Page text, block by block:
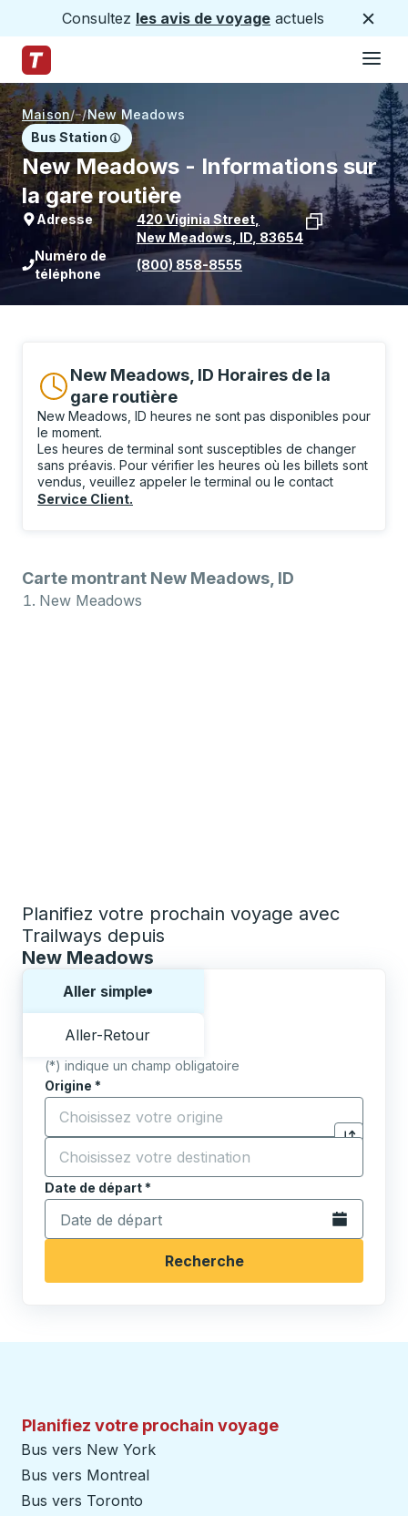
Consultez les avis de voyage actuels
Page d'accueil des sentiers
Maison/ /New Meadows
Bus Station
New Meadows - Informations sur
la gare routière
Adresse 420 Viginia Street ,
New Meadows ID 83654
Voir l'emplacement de l'arrêt sur
Numéro de
téléphone
(800) 858-8555
New Meadows, ID Horaires de la
gare routière
New Meadows, ID heures ne sont pas disponibles pour
le moment.
Les heures de terminal sont susceptibles de changer
sans préavis. Pour vérifier les heures où les billets sont
vendus, veuillez appeler le terminal ou le contact
Service Client.
Carte montrant New Meadows, ID
New Meadows
Planifiez votre prochain voyage avec
Trailways depuis
New Meadows
Aller simple
Aller-Retour
(*) indique un champ obligatoire
Origine *
Commencez à saisir la ville d'origine pour ouvrir
Cliquez
Destination*
Commencez à saisir la ville de destination pour
Date de départ*
Tapez la date au format date Barre oblique du mois à
Ouvrez le
Recherche
Planifiez votre prochain voyage
Bus vers New York
Bus vers Montreal
Bus vers Toronto